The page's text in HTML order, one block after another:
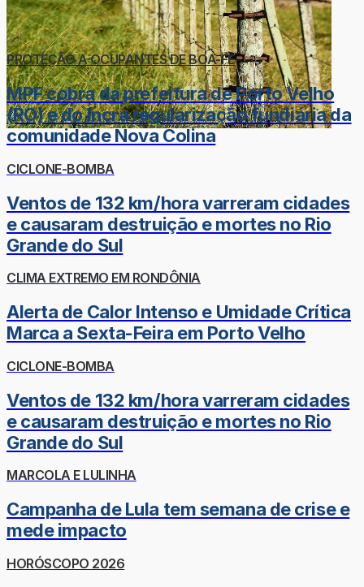
PROTEÇÃO A OCUPANTES DE BOA-FÉ
MPF cobra da prefeitura de Porto Velho
(RO) e do Incra regularização fundiária da
comunidade Nova Colina
CICLONE-BOMBA
Ventos de 132 km/hora varreram cidades
e causaram destruição e mortes no Rio
Grande do Sul
CLIMA EXTREMO EM RONDÔNIA
Alerta de Calor Intenso e Umidade Crítica
Marca a Sexta-Feira em Porto Velho
CICLONE-BOMBA
Ventos de 132 km/hora varreram cidades
e causaram destruição e mortes no Rio
Grande do Sul
MARCOLA E LULINHA
Campanha de Lula tem semana de crise e
mede impacto
HORÓSCOPO 2026